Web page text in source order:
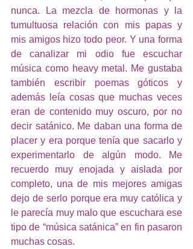
nunca. La mezcla de hormonas y la
tumultuosa relación con mis papas y
mis amigos hizo todo peor. Y una forma
de canalizar mi odio fue escuchar
música como heavy metal. Me gustaba
también escribir poemas góticos y
además leía cosas que muchas veces
eran de contenido muy oscuro, por no
decir satánico. Me daban una forma de
placer y era porque tenía que sacarlo y
experimentarlo de algún modo. Me
recuerdo muy enojada y aislada por
completo, una de mis mejores amigas
dejo de serlo porque era muy católica y
le parecía muy malo que escuchara ese
tipo de “música satánica” en fin pasaron
muchas cosas.